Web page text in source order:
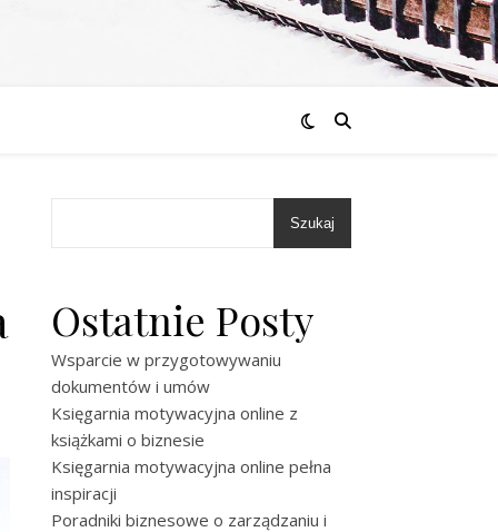
Szukaj
Ostatnie Posty
Wsparcie w przygotowywaniu
dokumentów i umów
Księgarnia motywacyjna online z
książkami o biznesie
Księgarnia motywacyjna online pełna
inspiracji
Poradniki biznesowe o zarządzaniu i